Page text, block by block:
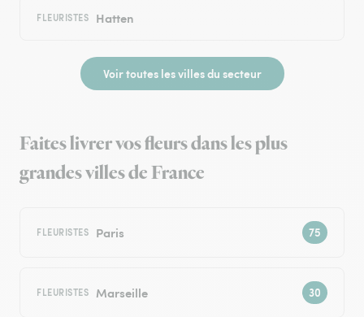
FLEURISTES Hatten
Voir toutes les villes du secteur
Faites livrer vos fleurs dans les plus
grandes villes de France
FLEURISTES Paris
FLEURISTES Marseille